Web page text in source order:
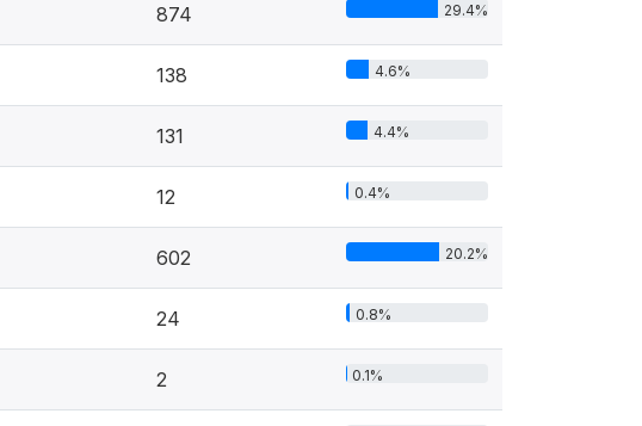
874 29.4%
138 4.6%
131 4.4%
12 0.4%
602 20.2%
24 0.8%
2 0.1%